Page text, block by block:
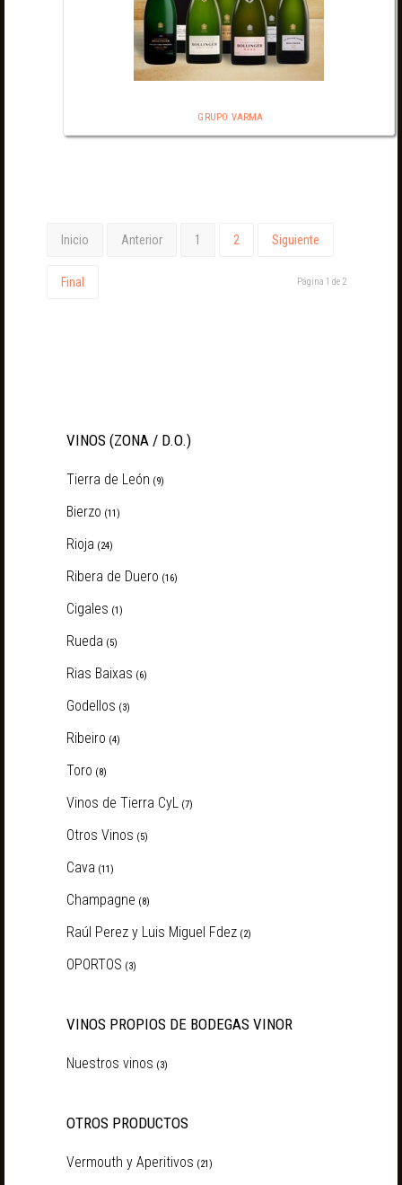
GRUPO VARMA
Inicio Anterior 1 2 Siguiente
Final Página 1 de 2
VINOS (ZONA / D.O.)
Tierra de León (9)
Bierzo (11)
Rioja (24)
Ribera de Duero (16)
Cigales (1)
Rueda (5)
Rias Baixas (6)
Godellos (3)
Ribeiro (4)
Toro (8)
Vinos de Tierra CyL (7)
Otros Vinos (5)
Cava (11)
Champagne (8)
Raúl Perez y Luis Miguel Fdez (2)
OPORTOS (3)
VINOS PROPIOS DE BODEGAS VINOR
Nuestros vinos (3)
OTROS PRODUCTOS
Vermouth y Aperitivos (21)